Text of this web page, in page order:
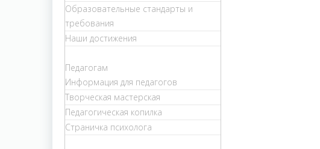
Образовательные стандарты и
требования
Наши достижения
Педагогам
Информация для педагогов
Творческая мастерская
Педагогическая копилка
Страничка психолога